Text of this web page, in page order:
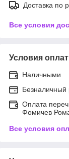
Доставка по
Все условия
Условия
Наличными
Безналичный
Оплата
Фомичев
Все условия